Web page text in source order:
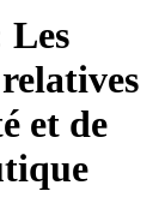
Les
et de